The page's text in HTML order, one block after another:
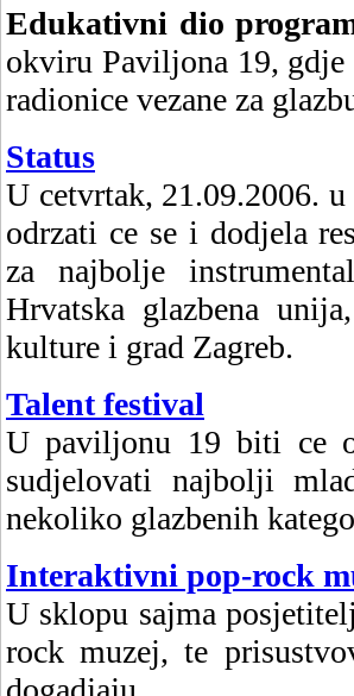
Edukativni dio
okviru Paviljona 19,
radionice vezane za
Status
U cetvrtak, 21.09.2006.
odrzati ce se i dodjela
za najbolje
Hrvatska glazbena
kulture i grad Zagreb.
Talent festival
U paviljonu 19 biti ce
sudjelovati najbolji
nekoliko glazbenih
Interaktivni pop-rock
U sklopu sajma
rock muzej, te